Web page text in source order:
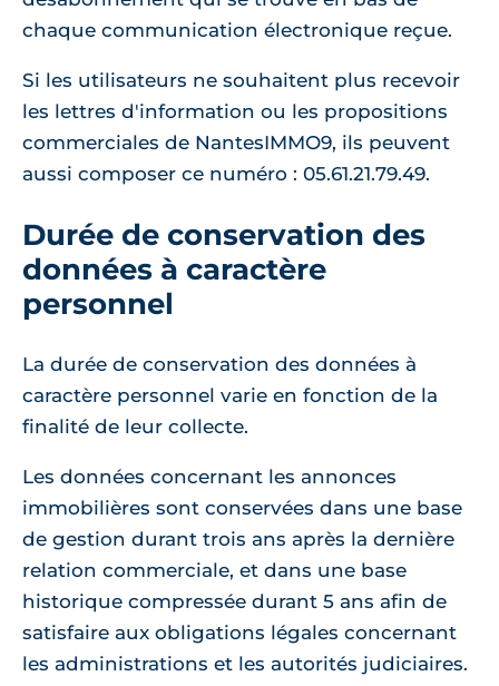
chaque communication électronique reçue.
Si les utilisateurs ne souhaitent plus recevoir
les lettres d'information ou les propositions
commerciales de NantesIMMO9, ils peuvent
aussi composer ce numéro : 05.61.21.79.49.
Durée de conservation des
données à caractère
personnel
La durée de conservation des données à
caractère personnel varie en fonction de la
finalité de leur collecte.
Les données concernant les annonces
immobilières sont conservées dans une base
de gestion durant trois ans après la dernière
relation commerciale, et dans une base
historique compressée durant 5 ans afin de
satisfaire aux obligations légales concernant
les administrations et les autorités judiciaires.